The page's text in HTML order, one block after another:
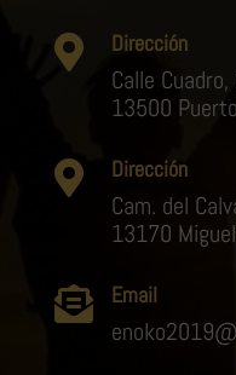
 Dirección
Calle
13500
 Dirección
Cam. del
13170
 Email